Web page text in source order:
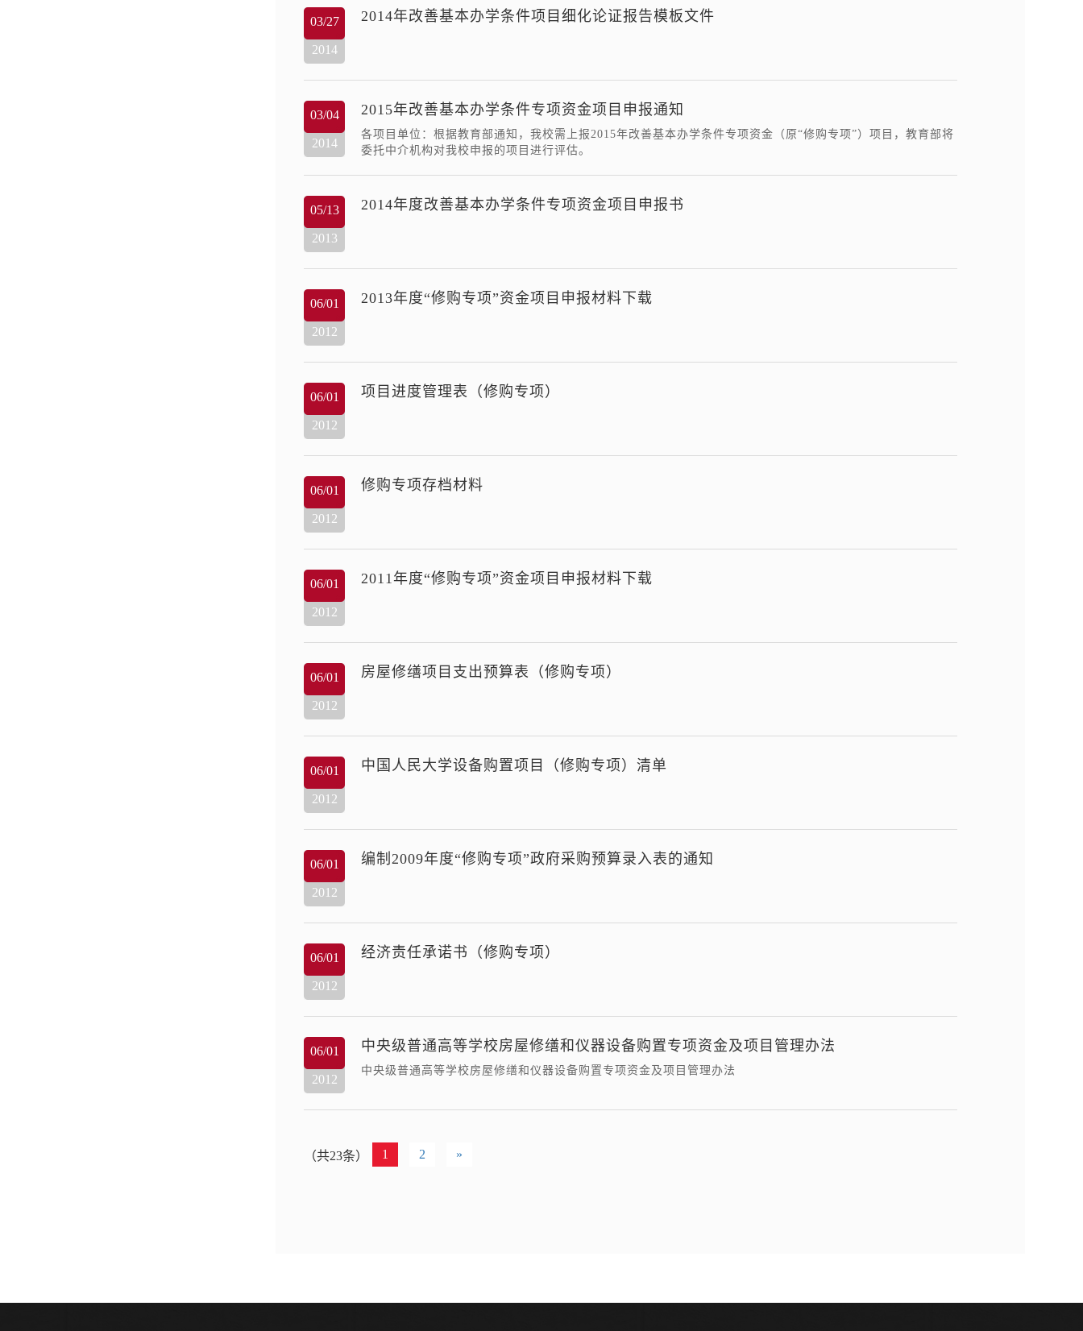
03/27
2014
2014年改善基本办学条件项目细化论证报告模板文件
03/04
2014
2015年改善基本办学条件专项资金项目申报通知
各项目单位：根据教育部通知，我校需上报2015年改善基本办学条件专项资金（原“修购专项”）项目，教育部将
委托中介机构对我校申报的项目进行评估。
05/13
2013
2014年度改善基本办学条件专项资金项目申报书
06/01
2012
2013年度“修购专项”资金项目申报材料下载
06/01
2012
项目进度管理表（修购专项）
06/01
2012
修购专项存档材料
06/01
2012
2011年度“修购专项”资金项目申报材料下载
06/01
2012
房屋修缮项目支出预算表（修购专项）
06/01
2012
中国人民大学设备购置项目（修购专项）清单
06/01
2012
编制2009年度“修购专项”政府采购预算录入表的通知
06/01
2012
经济责任承诺书（修购专项）
06/01
2012
中央级普通高等学校房屋修缮和仪器设备购置专项资金及项目管理办法
中央级普通高等学校房屋修缮和仪器设备购置专项资金及项目管理办法
（共23条） 1 2 »